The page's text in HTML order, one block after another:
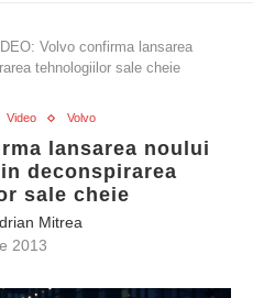
Volvo confirma lansarea
tehnologiilor sale cheie
Video Volvo
lansarea noului
deconspirarea
sale cheie
Mitrea
2013